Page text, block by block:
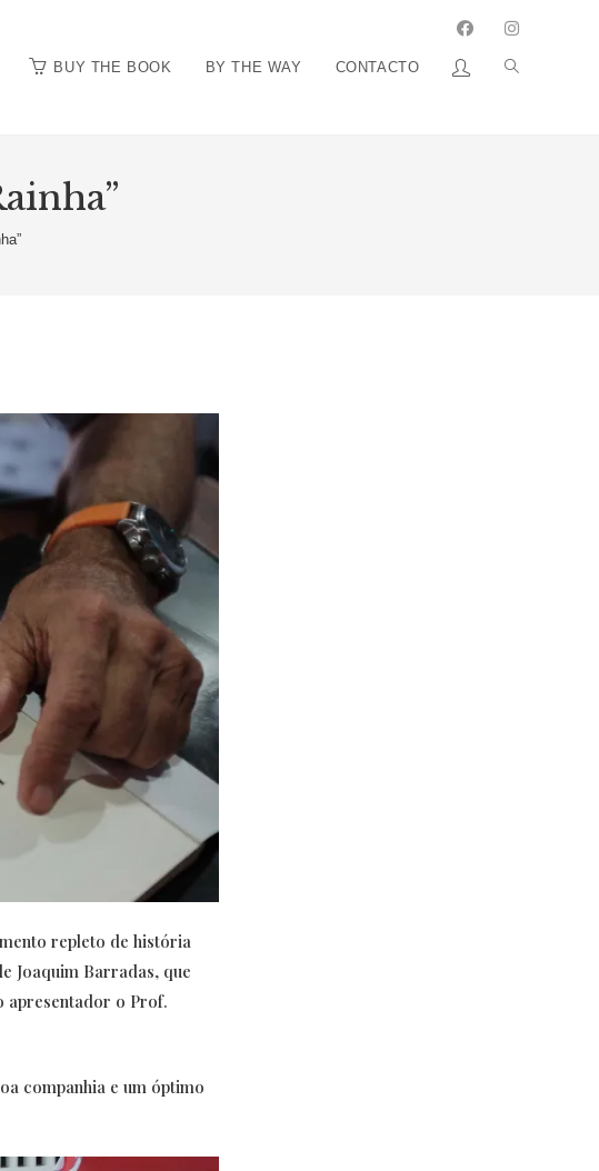
BUY THE BOOK BY THE WAY CONTACTO
repleto de história
Joaquim Barradas, que
apresentador o Prof.
companhia e um óptimo